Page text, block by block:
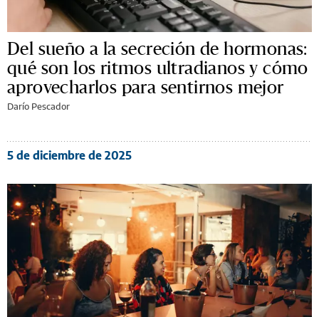
Del sueño a la secreción de hormonas:
qué son los ritmos ultradianos y cómo
aprovecharlos para sentirnos mejor
Darío Pescador
5 de diciembre de 2025